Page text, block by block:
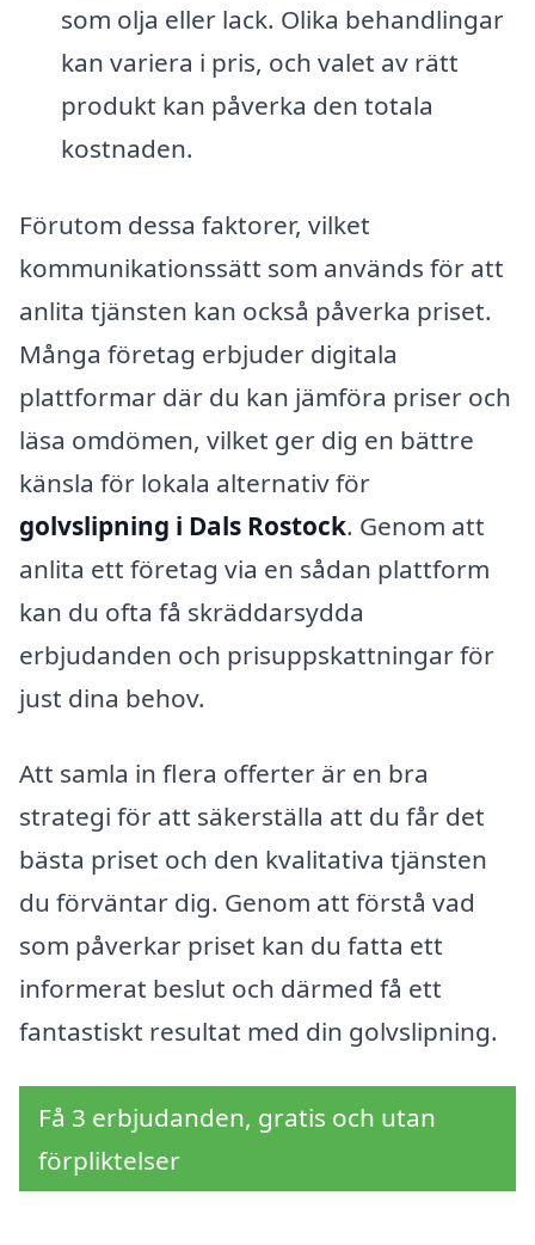
som olja eller lack. Olika behandlingar
kan variera i pris, och valet av rätt
produkt kan påverka den totala
kostnaden.
Förutom dessa faktorer, vilket
kommunikationssätt som används för att
anlita tjänsten kan också påverka priset.
Många företag erbjuder digitala
plattformar där du kan jämföra priser och
läsa omdömen, vilket ger dig en bättre
känsla för lokala alternativ för
golvslipning i Dals Rostock. Genom att
anlita ett företag via en sådan plattform
kan du ofta få skräddarsydda
erbjudanden och prisuppskattningar för
just dina behov.
Att samla in flera offerter är en bra
strategi för att säkerställa att du får det
bästa priset och den kvalitativa tjänsten
du förväntar dig. Genom att förstå vad
som påverkar priset kan du fatta ett
informerat beslut och därmed få ett
fantastiskt resultat med din golvslipning.
Få 3 erbjudanden, gratis och utan
förpliktelser